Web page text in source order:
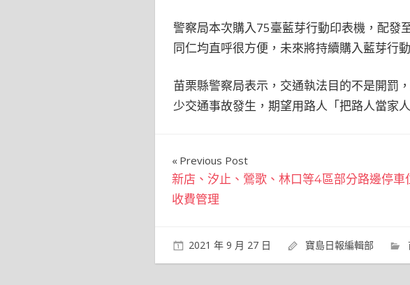
警察局本次購入75臺藍芽行動印表機，配發
同仁均直呼很方便，未來將持續購入藍芽行
苗栗縣警察局表示，交通執法目的不是開罰
少交通事故發生，期望用路人「把路人當家
文
章
覽
Previous Post
新店、汐止、鶯歌、林口等4區部分路邊停車
收費管理
2021 年 9 月 27 日 寶島日報編輯部